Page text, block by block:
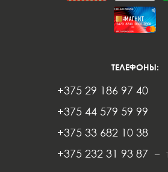
ТЕЛЕФОНЫ:
+375 29 186 97 40
+375 44 579 59 99
+375 33 682 10 38
+375 232 31 93 87 –